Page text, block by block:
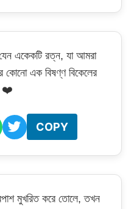
একেকটি রত্ন, যা আমরা
কোনো এক বিষণ্ণ বিকেলের
❤️
COPY
মুখরিত করে তোলে, তখন